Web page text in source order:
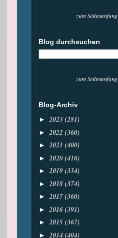
zum Seitenanfang
Blog durchsuchen
zum Seitenanfang
Blog-Archiv
► 2023 (281)
► 2022 (360)
► 2021 (400)
► 2020 (416)
► 2019 (334)
► 2018 (374)
► 2017 (360)
► 2016 (391)
► 2015 (367)
► 2014 (404)